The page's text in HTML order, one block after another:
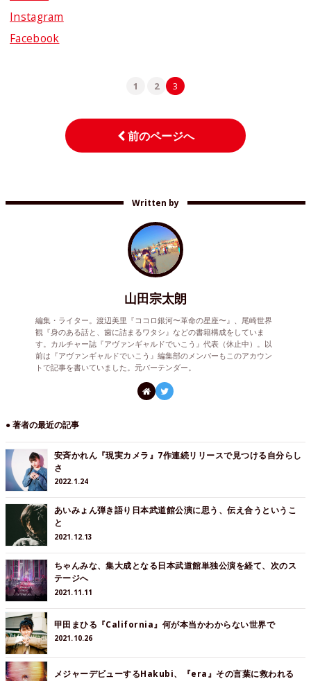
Instagram
Facebook
1 2 3
前のページへ
Written by
山田宗太朗
編集・ライター。渡辺美里『ココロ銀河〜革命の星座〜』、尾崎世界
観『身のある話と、歯に詰まるワタシ』などの書籍構成をしていま
す。カルチャー誌『アヴァンギャルドでいこう』代表（休止中）。以
前は『アヴァンギャルドでいこう』編集部のメンバーもこのアカウン
トで記事を書いていました。元バーテンダー。
● 著者の最近の記事
安斉かれん『現実カメラ』7作連続リリースで見つける自分らし
さ
2022.1.24
あいみょん弾き語り日本武道館公演に思う、伝え合うというこ
と
2021.12.13
ちゃんみな、集大成となる日本武道館単独公演を経て、次のス
テージへ
2021.11.11
甲田まひる『California』何が本当かわからない世界で
2021.10.26
メジャーデビューするHakubi、『era』その言葉に救われる